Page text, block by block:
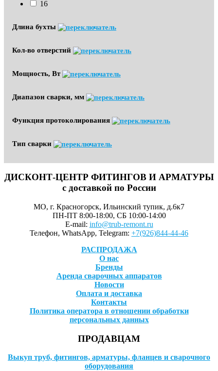
16
Длина бухты
Кол-во отверстий
Мощность, Вт
Диапазон сварки, мм
Функция протоколирования
Тип сварки
ДИСКОНТ-ЦЕНТР ФИТИНГОВ И АРМАТУРЫ
с доставкой по России
МО, г. Красногорск, Ильинский тупик, д.6к7
ПН-ПТ 8:00-18:00, СБ 10:00-14:00
E-mail: info@trub-remont.ru
Телефон, WhatsApp, Telegram: +7(926)844-44-46
РАСПРОДАЖА
О нас
Бренды
Аренда сварочных аппаратов
Новости
Оплата и доставка
Контакты
Политика оператора в отношении обработки
персональных данных
ПРОДАВЦАМ
Выкуп труб, фитингов, арматуры, фланцев и сварочного
оборудования